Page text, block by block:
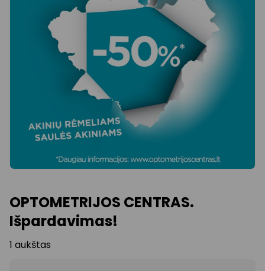
OPTOMETRIJOS CENTRAS.
Išpardavimas!
1 aukštas